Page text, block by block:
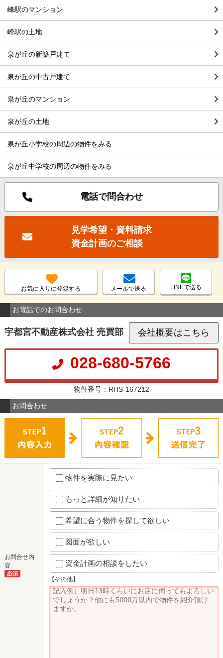
峰駅のマンション
峰駅の土地
泉が丘の新築戸建て
泉が丘の中古戸建て
泉が丘のマンション
泉が丘の土地
泉が丘小学校の周辺の物件をみる
泉が丘中学校の周辺の物件をみる
電話で問合わせ
見学希望・資料請求
資金計画のご相談
お気に入りに登録する メールで送る LINEで送る
お電話でのお問合わせ
宇都宮不動産株式会社 売買部 会社概要はこちら
028-680-5766
物件番号：RHS-167212
お問合わせ
お問合せ内
容
必須
物件を実際に見たい
もっと詳細が知りたい
希望に合う物件を探して欲しい
図面が欲しい
資金計画の相談をしたい
【その他】